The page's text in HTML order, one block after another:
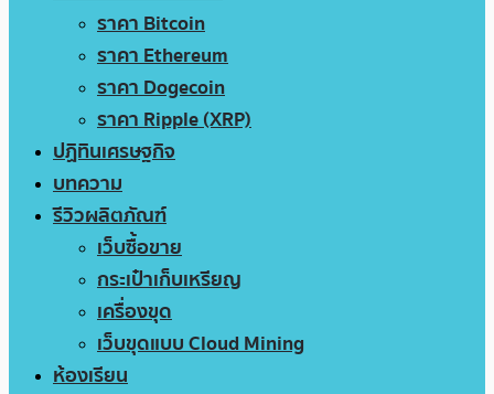
ราคา Bitcoin
ราคา Ethereum
ราคา Dogecoin
ราคา Ripple (XRP)
ปฏิทินเศรษฐกิจ
บทความ
รีวิวผลิตภัณฑ์
เว็บซื้อขาย
กระเป๋าเก็บเหรียญ
เครื่องขุด
เว็บขุดแบบ Cloud Mining
ห้องเรียน